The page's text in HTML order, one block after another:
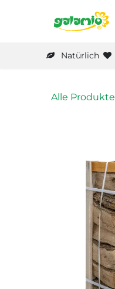
Natürlich
Alle Produkte